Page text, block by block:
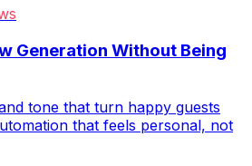
Generation Without Being
tone that turn happy guests
that feels personal, not